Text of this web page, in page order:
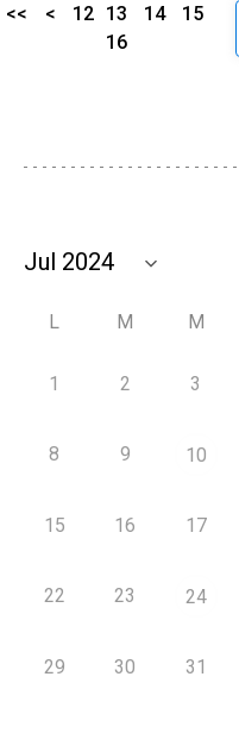
<< < 12 13 14
15
16
L M M
1 2 3
8 9 10
15 16 17
22 23 24
29 30 31